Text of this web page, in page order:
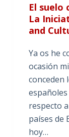
El
La
and
Ya os he
ocasión
conceden
respecto
países de
hoy…